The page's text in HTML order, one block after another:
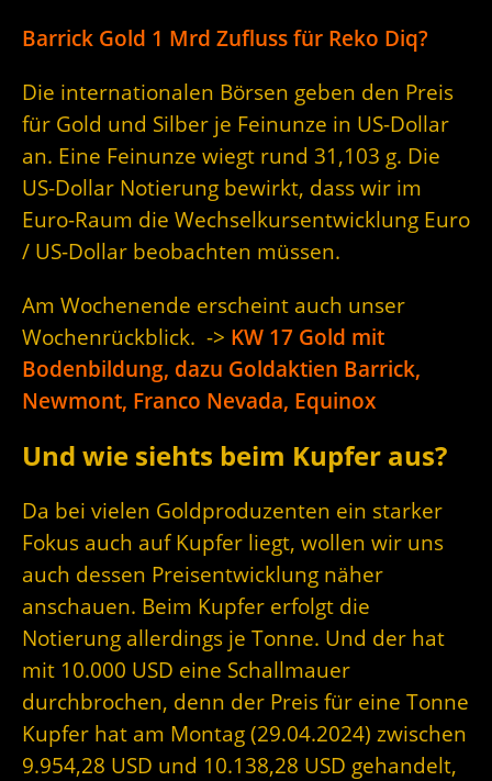
Barrick Gold 1 Mrd Zufluss für Reko Diq?
Die internationalen Börsen geben den Preis
für Gold und Silber je Feinunze in US-Dollar
an. Eine Feinunze wiegt rund 31,103 g. Die
US-Dollar Notierung bewirkt, dass wir im
Euro-Raum die Wechselkursentwicklung Euro
/ US-Dollar beobachten müssen.
Am Wochenende erscheint auch unser
Wochenrückblick. -> KW 17 Gold mit
Bodenbildung, dazu Goldaktien Barrick,
Newmont, Franco Nevada, Equinox
Und wie siehts beim Kupfer aus?
Da bei vielen Goldproduzenten ein starker
Fokus auch auf Kupfer liegt, wollen wir uns
auch dessen Preisentwicklung näher
anschauen. Beim Kupfer erfolgt die
Notierung allerdings je Tonne. Und der hat
mit 10.000 USD eine Schallmauer
durchbrochen, denn der Preis für eine Tonne
Kupfer hat am Montag (29.04.2024) zwischen
9.954,28 USD und 10.138,28 USD gehandelt,